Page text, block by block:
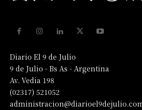
Diario El 9 de Julio
9 de Julio - Bs As - Argentina
Av. Vedia 198
(02317) 521052